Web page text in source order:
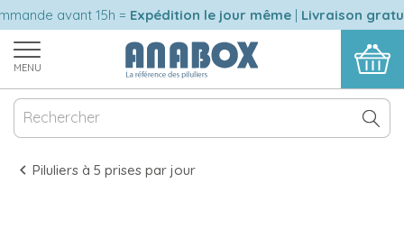
avant 15h = Expédition le jour même|Livraison
MENU
Piluliers à 5 prises par jour